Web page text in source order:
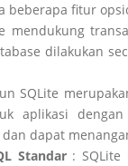
beberapa fitur
mendukung
dilakukan
SQLite
aplikasi
dapat
Standar :